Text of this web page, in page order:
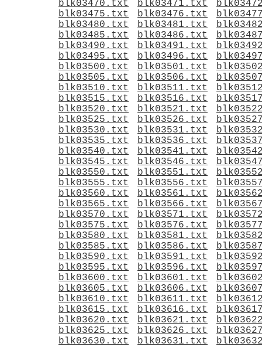
blk03470.txt
blk03471.txt
blk03475.txt
blk03476.txt
blk03480.txt
blk03481.txt
blk03485.txt
blk03486.txt
blk03490.txt
blk03491.txt
blk03495.txt
blk03496.txt
blk03500.txt
blk03501.txt
blk03505.txt
blk03506.txt
blk03510.txt
blk03511.txt
blk03515.txt
blk03516.txt
blk03520.txt
blk03521.txt
blk03525.txt
blk03526.txt
blk03530.txt
blk03531.txt
blk03535.txt
blk03536.txt
blk03540.txt
blk03541.txt
blk03545.txt
blk03546.txt
blk03550.txt
blk03551.txt
blk03555.txt
blk03556.txt
blk03560.txt
blk03561.txt
blk03565.txt
blk03566.txt
blk03570.txt
blk03571.txt
blk03575.txt
blk03576.txt
blk03580.txt
blk03581.txt
blk03585.txt
blk03586.txt
blk03590.txt
blk03591.txt
blk03595.txt
blk03596.txt
blk03600.txt
blk03601.txt
blk03605.txt
blk03606.txt
blk03610.txt
blk03611.txt
blk03615.txt
blk03616.txt
blk03620.txt
blk03621.txt
blk03625.txt
blk03626.txt
blk03630.txt
blk03631.txt